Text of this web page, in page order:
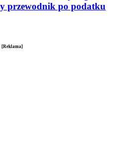
przewodnik po podatku
[Reklama]